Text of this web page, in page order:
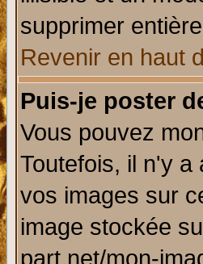
supprimer
Revenir en haut
Puis-je poster
Vous pouvez
Toutefois, il n'y
vos images sur
image stockée
part.net/mon-